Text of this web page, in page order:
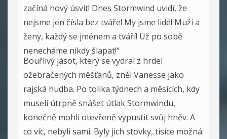
začíná nový úsvit! Dnes Stormwind uvidí, že
nejsme jen čísla bez tváře! My jsme lidé! Muži a
ženy, každý se jménem a tváří! Už po sobě
nenecháme nikdy šlapat!“
Bouřlivý jásot, který se vydral z hrdel
ožebračených měšťanů, zněl Vanesse jako
rajská hudba. Po tolika týdnech a měsících, kdy
museli útrpně snášet útlak Stormwindu,
konečně mohli otevřeně vypustit svůj hněv. A
co víc, nebyli sami. Byly jich stovky, tisíce možná.